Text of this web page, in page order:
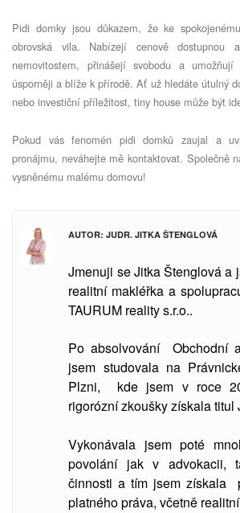
Pidi domky jsou důkazem, že ke
obrovská vila. Nabízejí cenově dostupnou
nemovitostem, přinášejí svobodu a
úsporněji a blíže k přírodě. Ať už hledáte útulný
nebo investiční příležitost, tiny house může být
Pokud vás fenomén pidi domků zaujal a
pronájmu, neváhejte mě kontaktovat. Společně
vysněnému malému domovu!
AUTOR: JUDR. JITKA ŠTENGLOVÁ
Jmenuji se Jitka Štenglová a
realitní makléřka a
TAURUM reality s.r.o..
Po absolvování Obchodní
jsem studovala na
Plzni, kde jsem v roce
rigorózní zkoušky získala titul
Vykonávala jsem poté
povolání jak v advokacii,
činnosti a tím jsem získala
platného práva, včetně